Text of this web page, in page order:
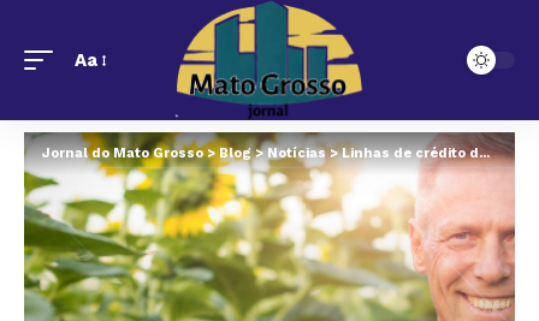
Aa
Jornal do Mato Grosso>Blog>Notícias>Linhas de crédito descomplicadas com a SG Consórcios – Segatt e Genrro: seu guia para entender termos e condições e maximizar seus recursos!